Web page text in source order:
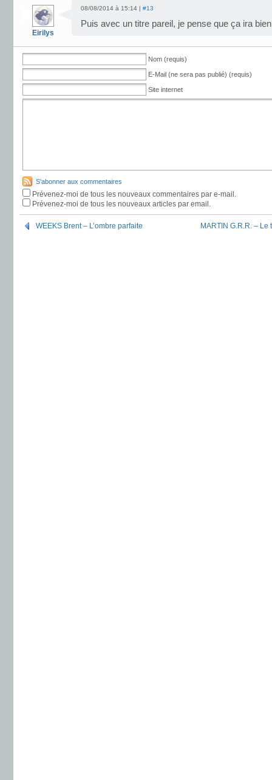
Eirilys
08/08/2014 à 15:14 | #13
Puis avec un titre pareil, je pense que ça ira
Nom (requis)
E-Mail (ne sera pas publié) (requis)
Site internet
S'abonner aux commentaires
Prévenez-moi de tous les nouveaux commentaires par e-mail.
Prévenez-moi de tous les nouveaux articles par email.
WEEKS Brent – L’ombre parfaite MARTIN G.R.R. –